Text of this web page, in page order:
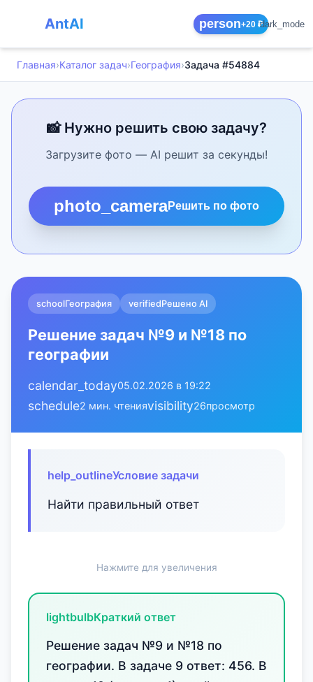
AntAI person+20 ₽dark_mode
Главная›Каталог задач›География›Задача #54884
📸 Нужно решить свою задачу?
Загрузите фото — AI решит за секунды!
photo_cameraРешить по фото
schoolГеография verifiedРешено AI
Решение задач №9 и №18 по
географии
calendar_today05.02.2026 в 19:22
schedule2 мин. чтенияvisibility26просмотр
help_outlineУсловие задачи
Найти правильный ответ
Нажмите для увеличения
lightbulbКраткий ответ
Решение задач №9 и №18 по
географии. В задаче 9 ответ: 456. В